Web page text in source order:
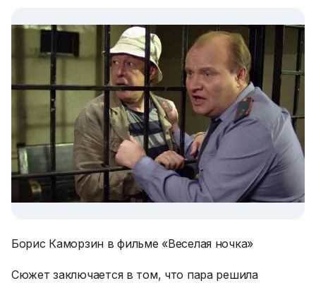
Борис Каморзин в фильме «Веселая ночка»
Сюжет заключается в том, что пара решила